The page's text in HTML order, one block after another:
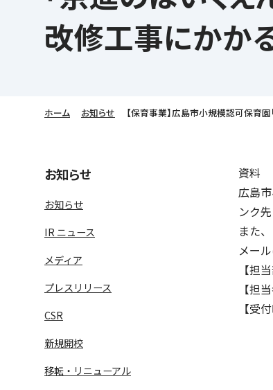
会社概要／組織図
Company’s Profile
沿革
子会社およ
フランチャ
ソーシャル
を支える
DX（デジタル変革）
Kyoshin Digital Academy
デジタルガ
株主・投資家の皆さまへ
ビジョン／経営方針
連結業績・財務
免責事項
IRお問合
中途採用
介護事業
改修工事にかか
ホーム お知らせ 【保育事業】広島市小規模認可保育
お知らせ
お知らせ
IR ニュース
メディア
プレスリリース
CSR
新規開校
移転・リニューアル
資料
広島
ンク
また
メー
【担
【担
【受